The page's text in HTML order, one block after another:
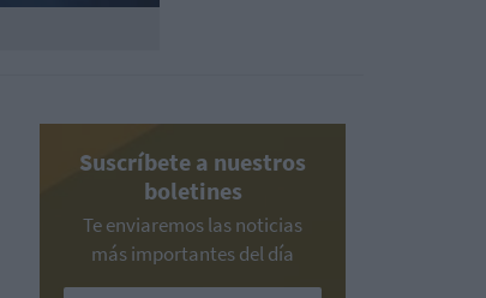
Suscríbete a nuestros
boletines
Te enviaremos las noticias
más importantes del día